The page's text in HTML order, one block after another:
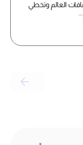
العالم وتخطي